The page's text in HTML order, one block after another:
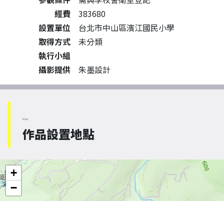
經費
383680
設置單位
台北市中山區濱江國民小學
取得方式
未分類
執行小組
攝影提供
朱墨設計
Map
作品設置地點
+
−